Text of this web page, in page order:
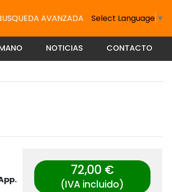
AVANZADA Select Language ▼
NOTICIAS CONTACTO
72,00 €
(IVA incluido)